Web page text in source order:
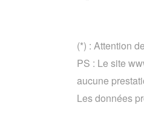
(*) : Attention
PS : Le site
aucune
Les données